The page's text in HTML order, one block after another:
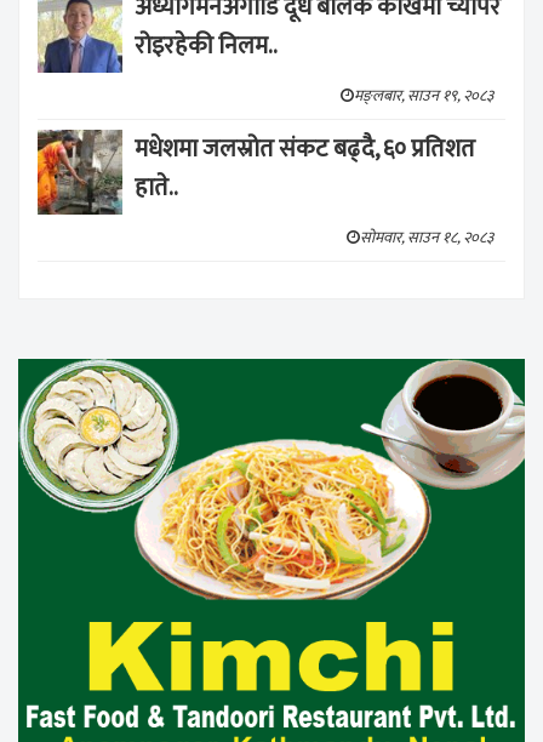
रोइरहेकी निलम..
मङ्लबार, साउन १९, २०८३
मधेशमा जलस्रोत संकट बढ्दै, ६० प्रतिशत
हाते..
सोमवार, साउन १८, २०८३